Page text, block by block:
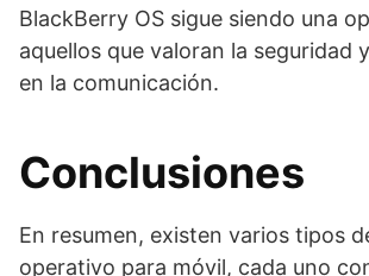
BlackBerry OS sigue siendo una
aquellos que valoran la seguridad
en la comunicación.
Conclusiones
En resumen, existen varios tipos
operativo para móvil, cada uno